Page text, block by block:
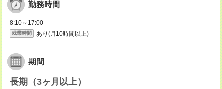
勤務時間
8:10～17:00
残業時間 あり(月10時間以上)
期間
長期（3ヶ月以上）